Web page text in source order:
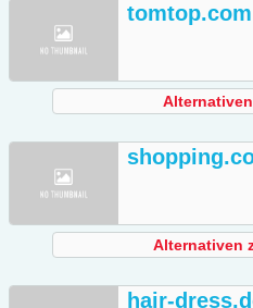
tomtop.com
Alternativen
hair-